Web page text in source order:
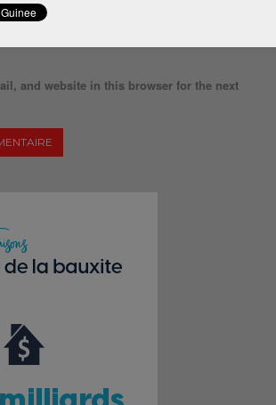
and website in this browser for the next